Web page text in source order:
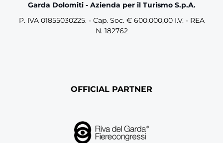
Garda Dolomiti - Azienda per il Turismo S.p.A.
P. IVA 01855030225. - Cap. Soc. € 600.000,00 I.V. - REA
N. 182762
OFFICIAL PARTNER